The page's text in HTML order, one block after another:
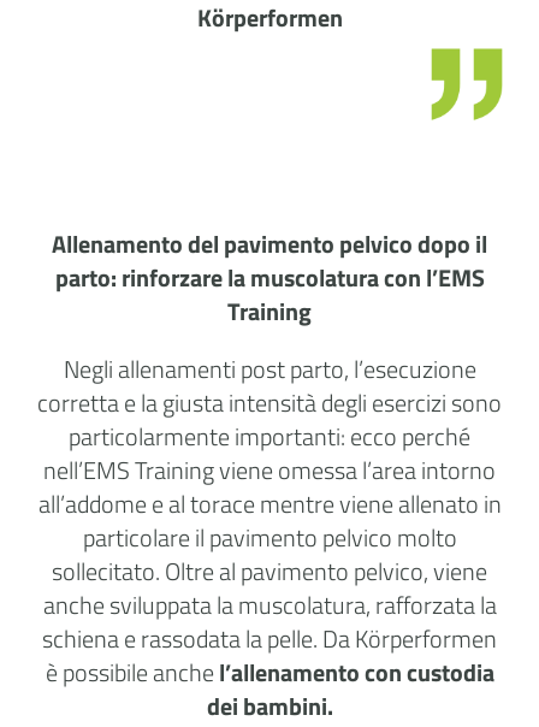
Körperformen
Allenamento del pavimento pelvico dopo il
parto: rinforzare la muscolatura con l’EMS
Training
Negli allenamenti post parto, l’esecuzione
corretta e la giusta intensità degli esercizi sono
particolarmente importanti: ecco perché
nell’EMS Training viene omessa l’area intorno
all’addome e al torace mentre viene allenato in
particolare il pavimento pelvico molto
sollecitato. Oltre al pavimento pelvico, viene
anche sviluppata la muscolatura, rafforzata la
schiena e rassodata la pelle. Da Körperformen
è possibile anchel’allenamento con custodia
dei bambini.